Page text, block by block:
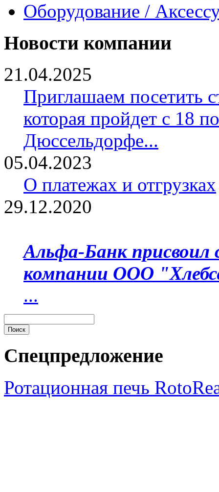
Оборудование /
Новости компании
21.04.2025
Приглашаем посетить
которая пройдет с 18
Дюссельдорфе...
05.04.2023
О платежах и отгрузках
29.12.2020
Альфа-Банк присвоил
компании ООО
...
Спецпредложение
Ротационная печь